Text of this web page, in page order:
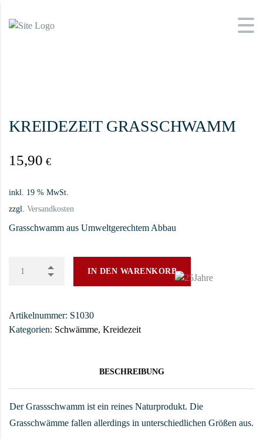
KREIDEZEIT GRASSCHWAMM
15,90 €
inkl. 19 % MwSt.
zzgl. Versandkosten
Grasschwamm aus Umweltgerechtem Abbau
IN DEN WARENKORB
Artikelnummer: S1030
Kategorien: Schwämme, Kreidezeit
BESCHREIBUNG
Der Grassschwamm ist ein reines Naturprodukt. Die
Grasschwämme fallen allerdings in unterschiedlichen Größen aus.